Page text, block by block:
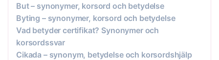
But – synonymer, korsord och betydelse
Byting – synonymer, korsord och betydelse
Vad betyder certifikat? Synonymer och
korsordssvar
Cikada – synonym, betydelse och korsordshjälp